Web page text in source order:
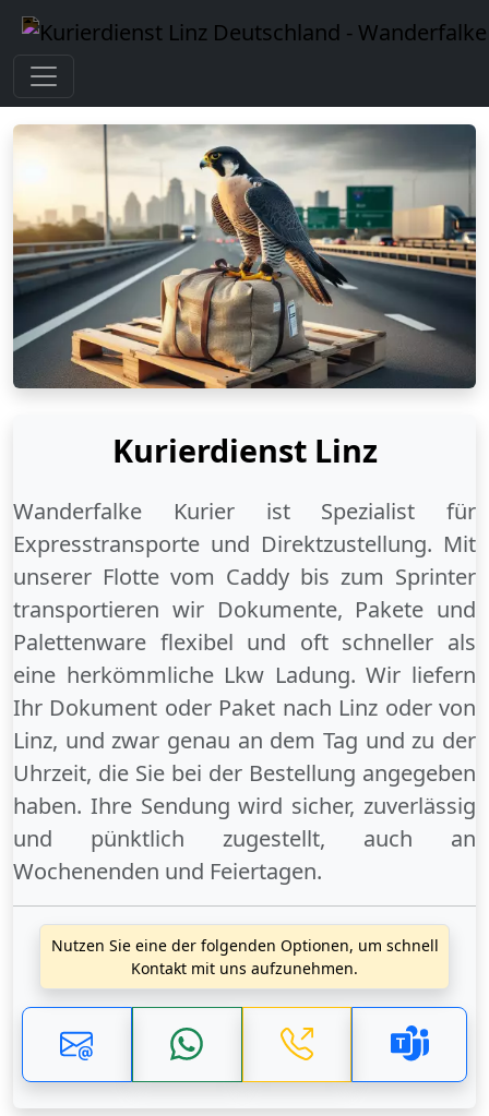
Kurierdienst Linz
Wanderfalke Kurier ist Spezialist für
Expresstransporte und Direktzustellung. Mit
unserer Flotte vom Caddy bis zum Sprinter
transportieren wir Dokumente, Pakete und
Palettenware flexibel und oft schneller als
eine herkömmliche Lkw Ladung. Wir liefern
Ihr Dokument oder Paket nach Linz odervon
Linz, und zwar genau an dem Tag und zu der
Uhrzeit, die Sie bei der Bestellung angegeben
haben. Ihre Sendung wird sicher, zuverlässig
und pünktlich zugestellt, auch an
Wochenenden und Feiertagen.
Nutzen Sie eine der folgenden Optionen, um schnell
Kontakt mit uns aufzunehmen.